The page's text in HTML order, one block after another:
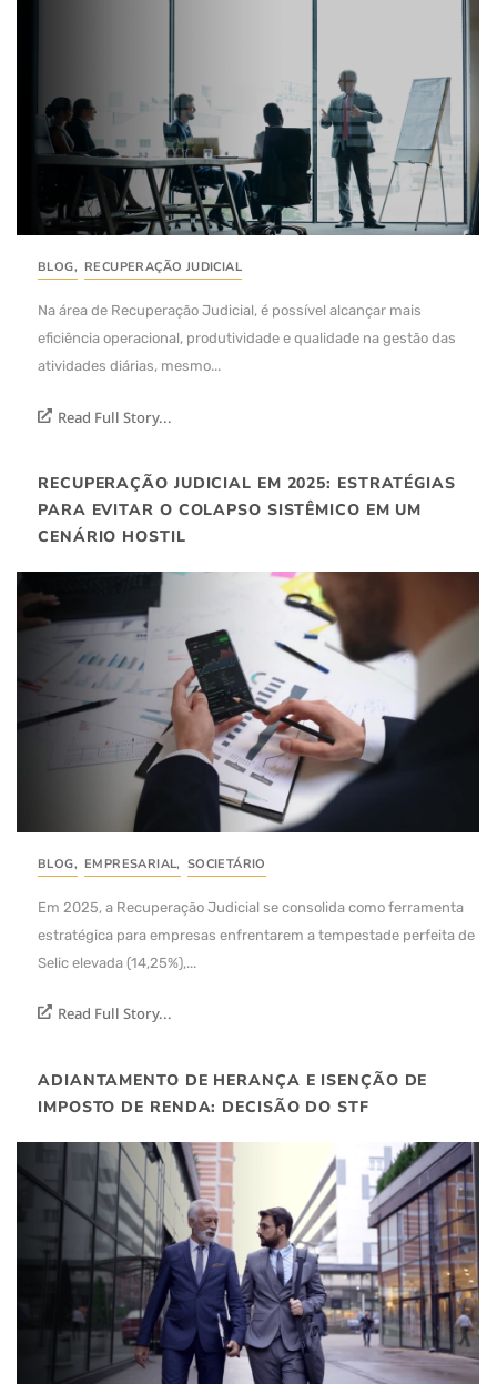
BLOG, RECUPERAÇÃO JUDICIAL
Na área de Recuperação Judicial, é possível alcançar mais
eficiência operacional, produtividade e qualidade na gestão das
atividades diárias, mesmo...
Read Full Story...
RECUPERAÇÃO JUDICIAL EM 2025: ESTRATÉGIAS
PARA EVITAR O COLAPSO SISTÊMICO EM UM
CENÁRIO HOSTIL
BLOG, EMPRESARIAL, SOCIETÁRIO
Em 2025, a Recuperação Judicial se consolida como ferramenta
estratégica para empresas enfrentarem a tempestade perfeita de
Selic elevada (14,25%),...
Read Full Story...
ADIANTAMENTO DE HERANÇA E ISENÇÃO DE
IMPOSTO DE RENDA: DECISÃO DO STF